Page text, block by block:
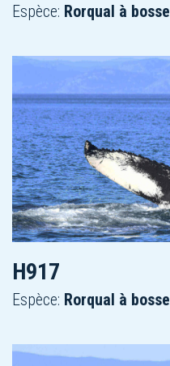
Espèce: Rorqual à bosse
H917
Espèce: Rorqual à bosse